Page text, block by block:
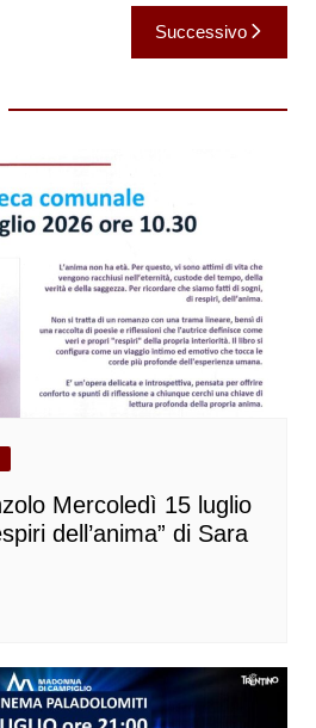
Successivo
Mercoledì 15 luglio
dell’anima” di Sara